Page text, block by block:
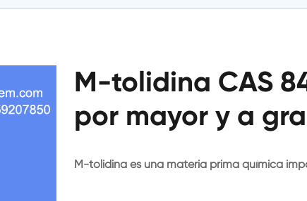
M-tolidina CAS
por mayor y a
M-tolidina es una materia prima química